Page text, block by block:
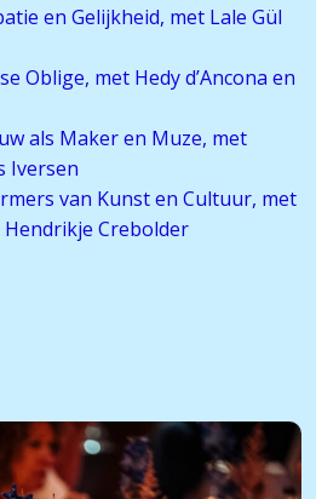
en Gelijkheid, met Lale Gül
Oblige, met Hedy d’Ancona en
als Maker en Muze, met
Iversen
van Kunst en Cultuur, met
Crebolder